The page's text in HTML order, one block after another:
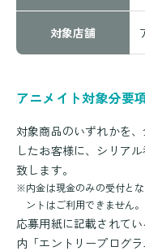
対象店舗
アニメイト対象分要
対象商品のいずれかを
したお客様に、シリア
致します。
※内金は現金のみの受付と
ントはご利用できません。
応募用紙に記載されて
内「エントリープログ